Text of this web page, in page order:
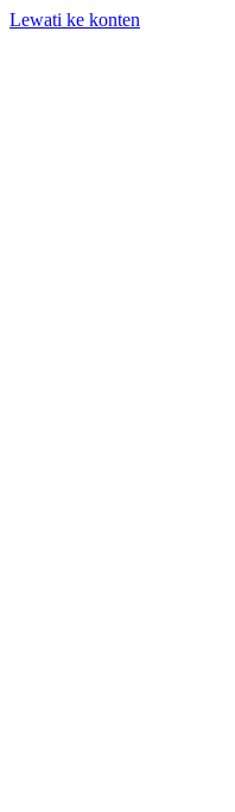
Lewati ke konten